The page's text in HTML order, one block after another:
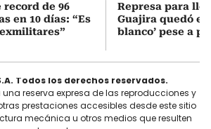
record de 96
en 10 días: “Es
Represa para
Guajira quedó en
blanco’ pese a
Todos los derechos reservados.
una reserva expresa de las reproducciones y
prestaciones accesibles desde este sitio
mecánica u otros medios que resulten